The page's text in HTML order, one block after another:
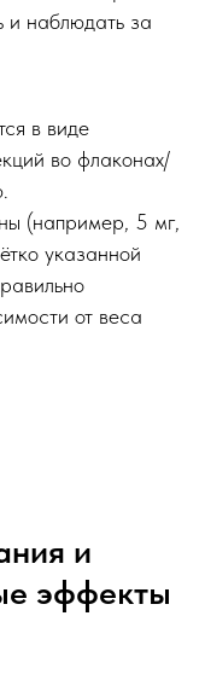
и наблюдать за
в виде
во флаконах/
(например, 5 мг,
указанной
от веса
и
эффекты